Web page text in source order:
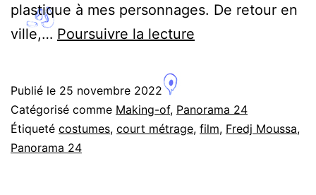
plastique à mes personnages. De retour en
ville,… Poursuivre la lecture
Moussa
–
Publié le 25 novembre 2022
Catégorisé comme Making-of, Panorama 24
Étiqueté costumes, court métrage, film, Fredj Moussa,
Panorama 24